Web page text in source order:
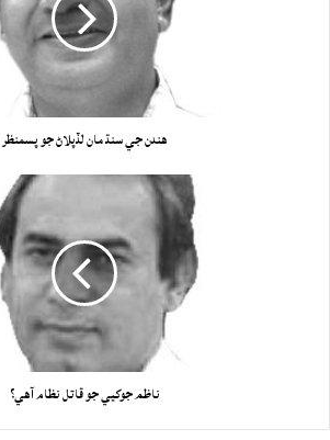
هندن جي سنڌ مان لڏپلاڻ جو پسمنظر
ناظم جوکيي جو قاتل نظام آهي؟